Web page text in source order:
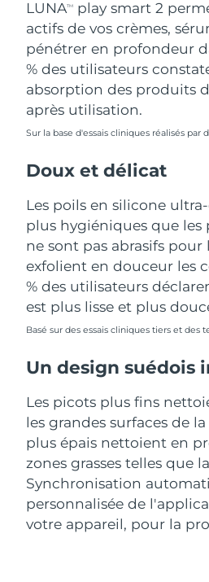
LUNATM
play smart 2
actifs de vos crèmes,
pénétrer en profondeur
% des utilisateurs
absorption des produits
après utilisation.
Sur la base d'essais cliniques réalisés par
Doux et délicat
Les poils en silicone
plus hygiéniques que les
ne sont pas abrasifs pour
exfolient en douceur les
% des utilisateurs
est plus lisse et plus
Basé sur des essais cliniques tiers et des
Un design suédois
Les picots plus fins
les grandes surfaces de
plus épais nettoient en
zones grasses telles que
Synchronisation
personnalisée de
votre appareil, pour la
Viêt Nam